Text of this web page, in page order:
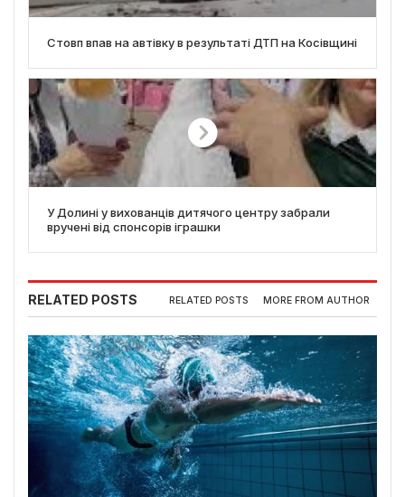
Стовп впав на автівку в результаті ДТП на Косівщині
У Долині у вихованців дитячого центру забрали
вручені від спонсорів іграшки
RELATED POSTS RELATED POSTS MORE FROM AUTHOR